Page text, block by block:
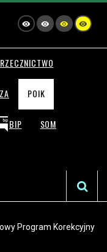
POIK
BIP SOM
Program Korekcyjny